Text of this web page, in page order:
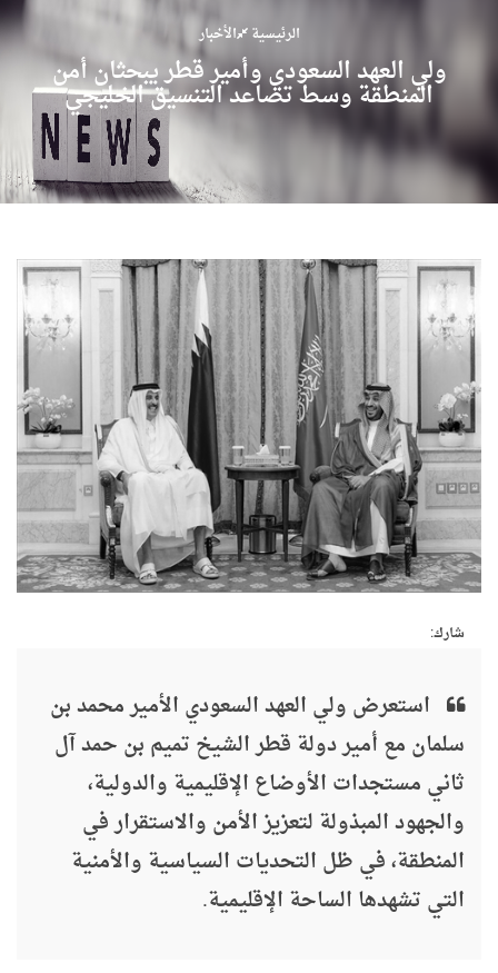
الرئيسية الأخبار
ولي العهد السعودي وأمير قطر يبحثان أمن
المنطقة وسط تصاعد التنسيق الخليجي
شارك:
استعرض ولي العهد السعودي الأمير محمد بن
سلمان مع أمير دولة قطر الشيخ تميم بن حمد آل
ثاني مستجدات الأوضاع الإقليمية والدولية،
والجهود المبذولة لتعزيز الأمن والاستقرار في
المنطقة، في ظل التحديات السياسية والأمنية
التي تشهدها الساحة الإقليمية.